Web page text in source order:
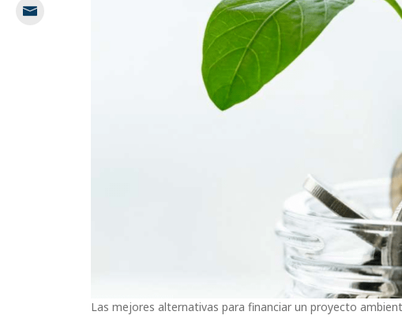
Las mejores alternativas para financiar un proyecto